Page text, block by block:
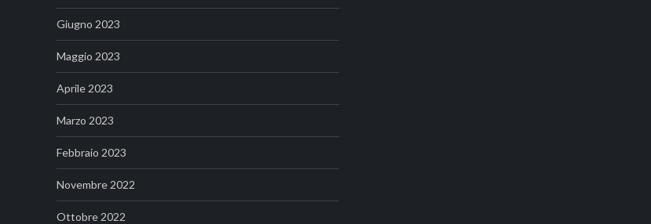
Giugno 2023
Maggio 2023
Aprile 2023
Marzo 2023
Febbraio 2023
Novembre 2022
Ottobre 2022